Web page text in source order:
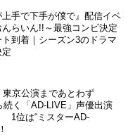
上手で下手が僕で』配信イベ
らいん!!～最強コンビ決定
到着｜シーズン3のドラマ
東京公演まであとわず
く「AD-LIVE」声優出演
1位は“ミスターAD-